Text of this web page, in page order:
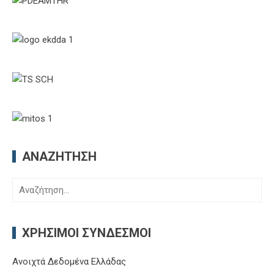
ΑΝΑΖΉΤΗΣΗ
Αναζήτηση
ΧΡΉΣΙΜΟΙ ΣΎΝΔΕΣΜΟΙ
Ανοιχτά Δεδομένα Ελλάδας